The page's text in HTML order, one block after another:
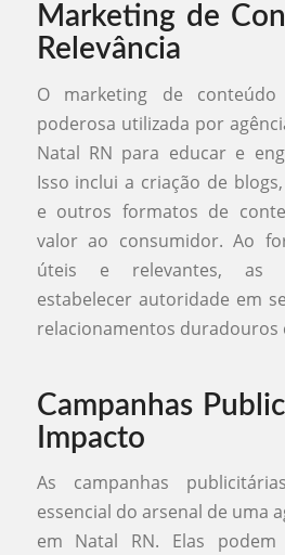
Marketing de
Relevância
O marketing de
poderosa utilizada por
Natal RN para educar e
Isso inclui a criação de
e outros formatos de
valor ao consumidor. Ao
úteis e relevantes, as
estabelecer autoridade em
relacionamentos duradouros
Campanhas
Impacto
As campanhas
essencial do arsenal de uma
em Natal RN. Elas